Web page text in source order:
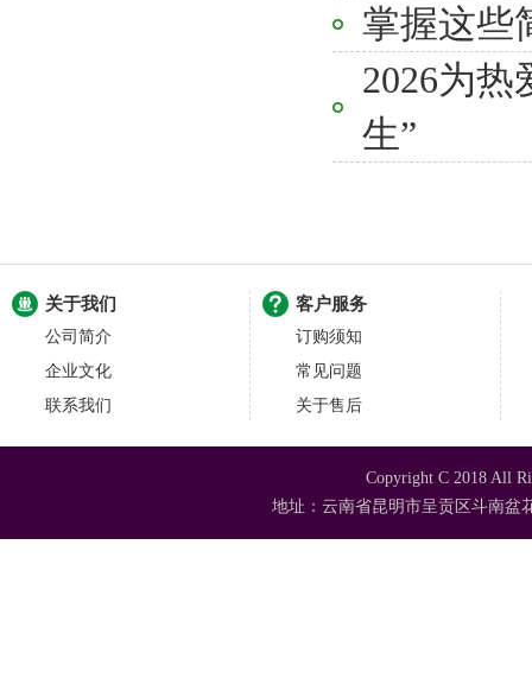
掌握这些
2026为
生”
关于我们
公司简介
企业文化
联系我们
客户服务
订购须知
常见问题
关于售后
Copyright C 2018 All
地址：云南省昆明市呈贡区斗南盆